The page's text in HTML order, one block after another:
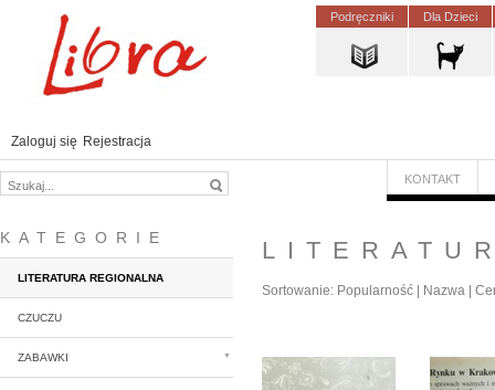
Podręczniki Dla Dzieci
Zaloguj się Rejestracja
KONTAKT
KATEGORIE
LITERATURA REGIONALNA
CZUCZU
ZABAWKI
Sortowanie: Popularność Nazwa